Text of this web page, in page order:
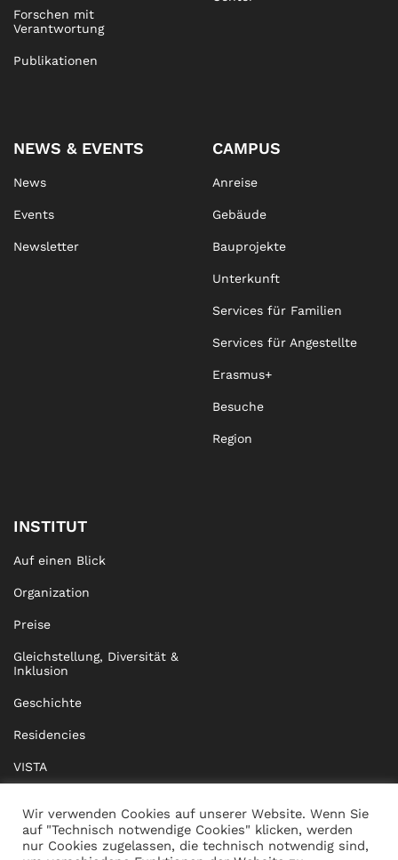
Forschen mit
Verantwortung
Publikationen
NEWS & EVENTS
News
Events
Newsletter
CAMPUS
Anreise
Gebäude
Bauprojekte
Unterkunft
Services für Familien
Services für Angestellte
Erasmus+
Besuche
Region
INSTITUT
Auf einen Blick
Organization
Preise
Gleichstellung, Diversität &
Inklusion
Geschichte
Residencies
VISTA
BRIDGE Network
Wir verwenden Cookies auf unserer Website. Wenn Sie
auf "Technisch notwendige Cookies" klicken, werden
nur Cookies zugelassen, die technisch notwendig sind,